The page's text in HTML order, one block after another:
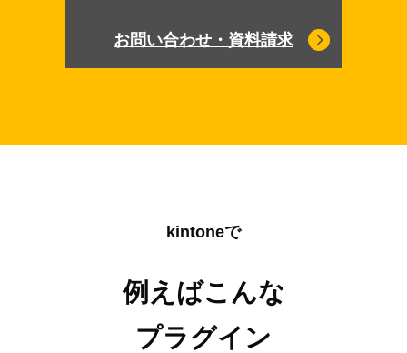
お問い合わせ・資料請求
kintoneで
例えばこんな
プラグイン